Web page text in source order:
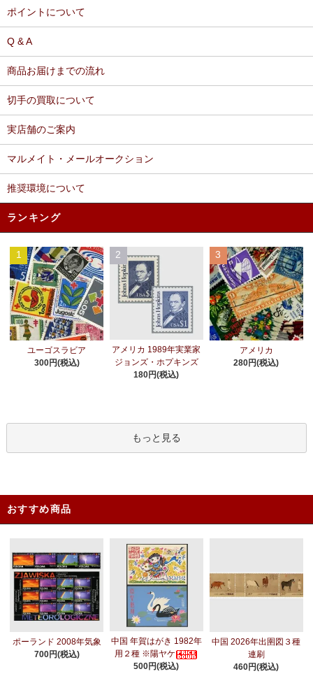
ポイントについて
Q & A
商品お届けまでの流れ
切手の買取について
実店舗のご案内
マルメイト・メールオークション
推奨環境について
ランキング
1
ユーゴスラビア
300円(税込)
2
アメリカ 1989年実業家
ジョンズ・ホプキンズ
180円(税込)
3
アメリカ
280円(税込)
もっと見る
おすすめ商品
ポーランド 2008年気象
700円(税込)
中国 年賀はがき 1982年
用２種 ※陽ヤケ
500円(税込)
中国 2026年出圉図３種
連刷
460円(税込)